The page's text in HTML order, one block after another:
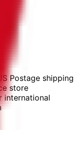
Postage shipping
store
international